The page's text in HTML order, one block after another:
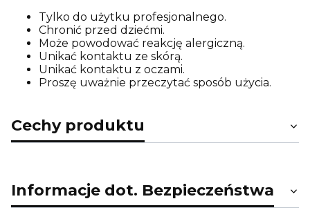
Tylko do użytku profesjonalnego.
Chronić przed dziećmi.
Może powodować reakcję alergiczną.
Unikać kontaktu ze skórą.
Unikać kontaktu z oczami.
Proszę uważnie przeczytać sposób użycia.
Cechy produktu
Informacje dot. Bezpieczeństwa